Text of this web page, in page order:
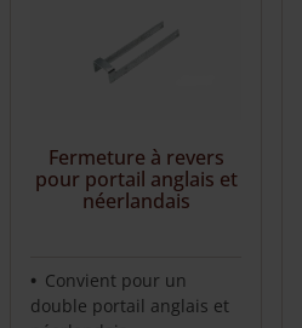
Fermeture à revers
pour portail anglais et
néerlandais
Convient pour un
double portail anglais et